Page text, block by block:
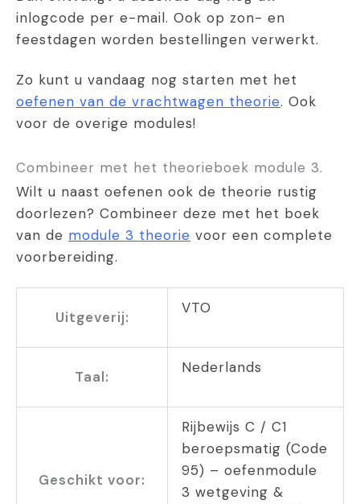
inlogcode per e-mail. Ook op zon- en
feestdagen worden bestellingen verwerkt.
Zo kunt u vandaag nog starten met het
oefenen van de vrachtwagen theorie. Ook
voor de overige modules!
Combineer met het theorieboek module 3.
Wilt u naast oefenen ook de theorie rustig
doorlezen? Combineer deze met het boek
van de module 3 theorie voor een complete
voorbereiding.
Uitgeverij:
VTO
Taal:
Nederlands
Geschikt voor:
Rijbewijs C / C1
beroepsmatig (Code
95) – oefenmodule
3 wetgeving &